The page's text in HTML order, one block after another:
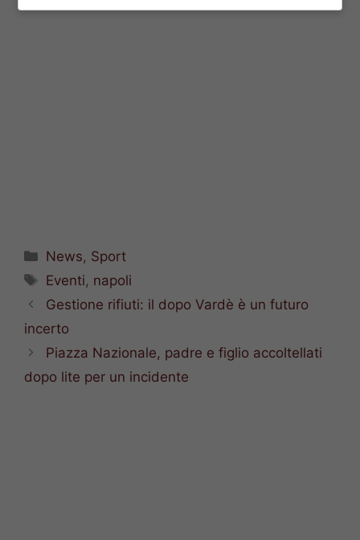
Categorie
News, Sport
Tag
Eventi, napoli
Gestione rifiuti: il dopo Vardè è un futuro
incerto
Piazza Nazionale, padre e figlio accoltellati
dopo lite per un incidente